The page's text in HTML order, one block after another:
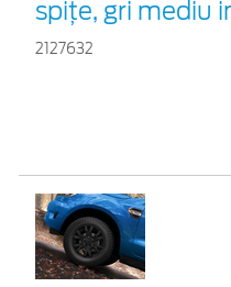
spițe, gri mediu
2127632